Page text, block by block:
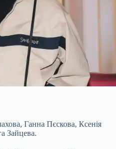
Ганна Пєскова, Ксенія
Зайцева.